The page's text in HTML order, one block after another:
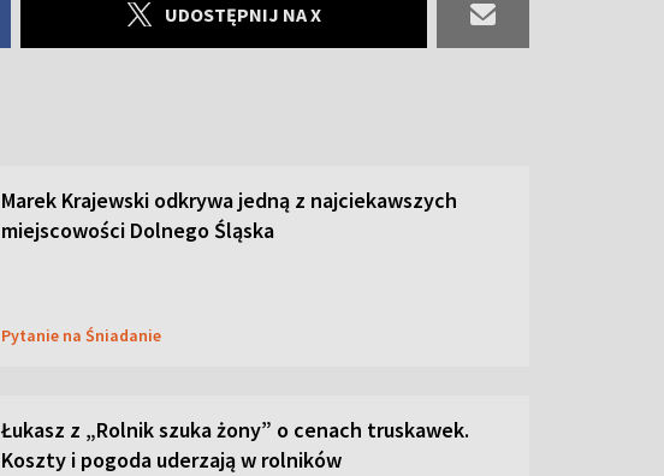
UDOSTĘPNIJ NA X
Marek Krajewski odkrywa jedną z najciekawszych
miejscowości Dolnego Śląska
Pytanie na Śniadanie
Łukasz z „Rolnik szuka żony” o cenach truskawek.
Koszty i pogoda uderzają w rolników